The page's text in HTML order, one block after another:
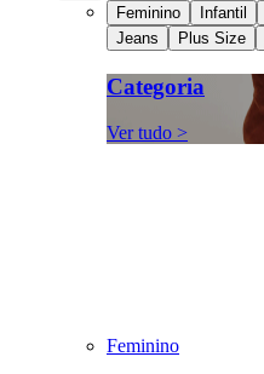
Feminino Infantil
Jeans
Plus Size
Categoria
Ver tudo >
Feminino